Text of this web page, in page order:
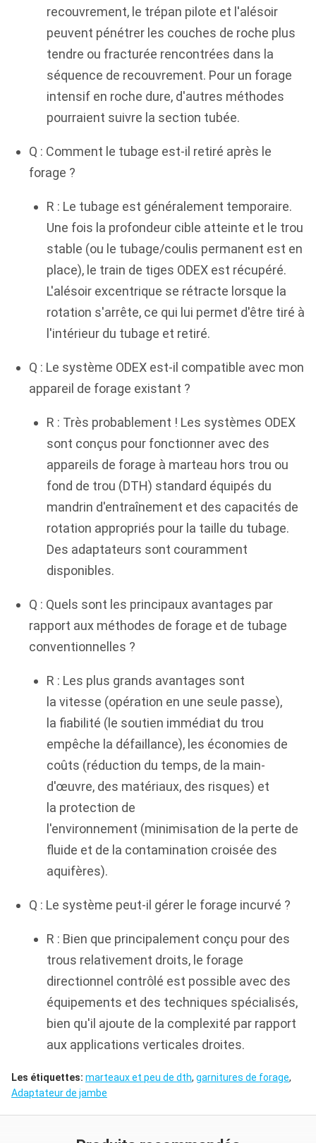
recouvrement, le trépan pilote et l'alésoir
peuvent pénétrer les couches de roche plus
tendre ou fracturée rencontrées dans la
séquence de recouvrement. Pour un forage
intensif en roche dure, d'autres méthodes
pourraient suivre la section tubée.
Q : Comment le tubage est-il retiré après le
forage ?
R : Le tubage est généralement temporaire.
Une fois la profondeur cible atteinte et le trou
stable (ou le tubage/coulis permanent est en
place), le train de tiges ODEX est récupéré.
L'alésoir excentrique se rétracte lorsque la
rotation s'arrête, ce qui lui permet d'être tiré à
l'intérieur du tubage et retiré.
Q : Le système ODEX est-il compatible avec mon
appareil de forage existant ?
R : Très probablement ! Les systèmes ODEX
sont conçus pour fonctionner avec des
appareils de forage à marteau hors trou ou
fond de trou (DTH) standard équipés du
mandrin d'entraînement et des capacités de
rotation appropriés pour la taille du tubage.
Des adaptateurs sont couramment
disponibles.
Q : Quels sont les principaux avantages par
rapport aux méthodes de forage et de tubage
conventionnelles ?
R : Les plus grands avantages sont
la vitesse (opération en une seule passe),
la fiabilité (le soutien immédiat du trou
empêche la défaillance), les économies de
coûts (réduction du temps, de la main-
d'œuvre, des matériaux, des risques) et
la protection de
l'environnement (minimisation de la perte de
fluide et de la contamination croisée des
aquifères).
Q : Le système peut-il gérer le forage incurvé ?
R : Bien que principalement conçu pour des
trous relativement droits, le forage
directionnel contrôlé est possible avec des
équipements et des techniques spécialisés,
bien qu'il ajoute de la complexité par rapport
aux applications verticales droites.
Les étiquettes: marteaux et peu de dth, garnitures de forage,
Adaptateur de jambe